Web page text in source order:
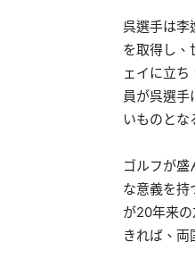
呉選手は李
を取得し、
ェイに立
員が呉選
いものとな
ゴルフが
な意義を持
が20年来
きれば、両